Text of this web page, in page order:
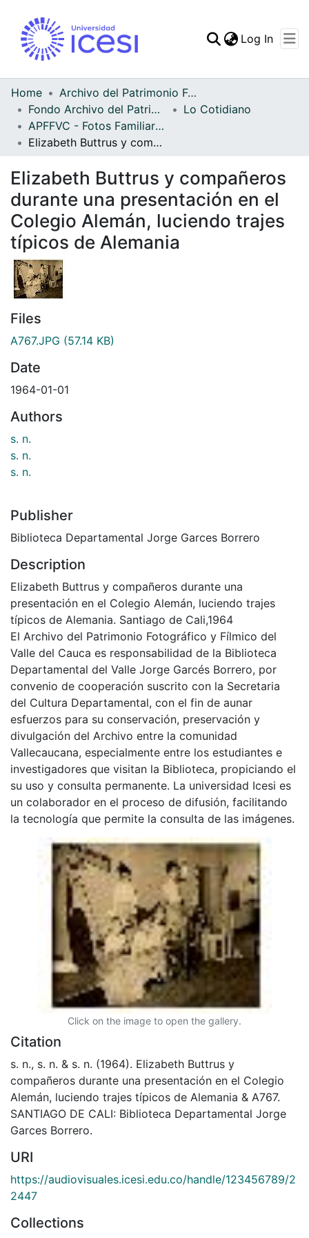
Statistics
Log In
Home
Archivo del Patrimonio Fotográfico y Fílmico del Valle del Cauca
Fondo Archivo del Patrimonio Fotográfico y Fílmico del Valle del Cauca
Lo Cotidiano
APFFVC - Fotos Familiares - Patrimonial
Elizabeth Buttrus y compañeros durante una presentación en el Colegio Alemán, luciendo trajes típicos de Alemania
Elizabeth Buttrus y compañeros
durante una presentación en el
Colegio Alemán, luciendo trajes
típicos de Alemania
Files
A767.JPG (57.14 KB)
Date
1964-01-01
Authors
s. n.
s. n.
s. n.
Publisher
Biblioteca Departamental Jorge Garces Borrero
Description
Elizabeth Buttrus y compañeros durante una
presentación en el Colegio Alemán, luciendo trajes
típicos de Alemania. Santiago de Cali,1964
El Archivo del Patrimonio Fotográfico y Fílmico del
Valle del Cauca es responsabilidad de la Biblioteca
Departamental del Valle Jorge Garcés Borrero, por
convenio de cooperación suscrito con la Secretaria
del Cultura Departamental, con el fin de aunar
esfuerzos para su conservación, preservación y
divulgación del Archivo entre la comunidad
Vallecaucana, especialmente entre los estudiantes e
investigadores que visitan la Biblioteca, propiciando el
su uso y consulta permanente. La universidad Icesi es
un colaborador en el proceso de difusión, facilitando
la tecnología que permite la consulta de las imágenes.
Click on the image to open the gallery.
Citation
s. n., s. n. & s. n. (1964). Elizabeth Buttrus y
compañeros durante una presentación en el Colegio
Alemán, luciendo trajes típicos de Alemania & A767.
SANTIAGO DE CALI: Biblioteca Departamental Jorge
Garces Borrero.
URI
https://audiovisuales.icesi.edu.co/handle/123456789/2
2447
Collections